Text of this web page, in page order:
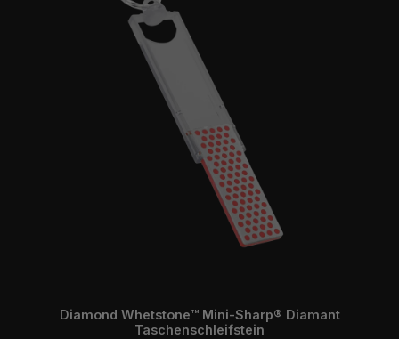
Diamond Whetstone™ Mini-Sharp® Diamant
Taschenschleifstein